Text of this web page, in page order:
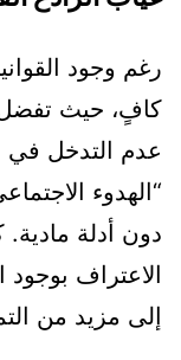
رغم وجود
كافٍ، حيث تفضل
عدم التدخل في
“الهدوء
دون أدلة
الاعتراف
إلى مزيد من